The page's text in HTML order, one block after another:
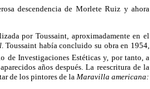
descendencia de Morlete Ruiz y ahora
por Toussaint, aproximadamente en el
Toussaint había concluido su obra en 1954,
Investigaciones Estéticas y, por tanto, a
años después. La reescritura de la
de los pintores de la Maravilla americana: